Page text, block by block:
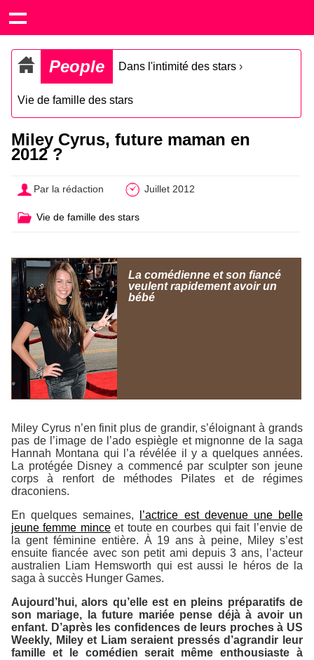
People Dans l'intimité des stars ›
Vie de famille des stars
Miley Cyrus, future maman en
2012 ?
Par la rédaction Juillet 2012
Vie de famille des stars
La comédienne et son fiancé
veulent rapidement avoir un
bébé
Miley Cyrus n’en finit plus de grandir, s’éloignant à grands
pas de l’image de l’ado espiègle et mignonne de la saga
Hannah Montana qui l’a révélée il y a quelques années.
La protégée Disney a commencé par sculpter son jeune
corps à renfort de méthodes Pilates et de régimes
draconiens.
En quelques semaines,
l’actrice est devenue une belle
jeune femme minceet toute en courbes qui fait l’envie de
la gent féminine entière. À 19 ans à peine, Miley s’est
ensuite fiancée avec son petit ami depuis 3 ans, l’acteur
australien Liam Hemsworth qui est aussi le héros de la
saga à succès Hunger Games.
Aujourd’hui, alors qu’elle est en pleins préparatifs de
son mariage, la future mariée pense déjà à avoir un
enfant. D’après les confidences de leurs proches à US
Weekly, Miley et Liam seraient pressés d’agrandir leur
famille et le comédien serait même enthousiaste à